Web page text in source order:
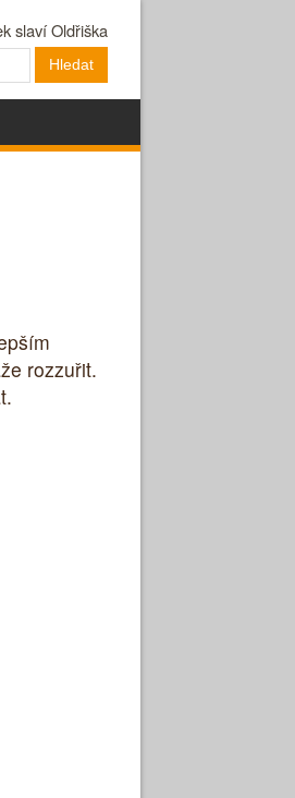
slaví Oldřiška
Hledat
rozzuřit.